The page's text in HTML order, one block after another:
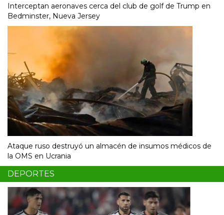
Interceptan aeronaves cerca del club de golf de Trump en
Bedminster, Nueva Jersey
Ataque ruso destruyó un almacén de insumos médicos de
la OMS en Ucrania
DEPORTES